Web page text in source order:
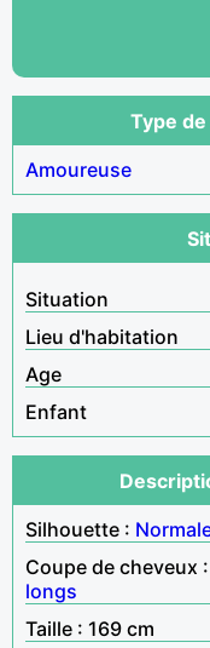
Type
Amoureuse
Situation
Lieu d'habitation
Age
Enfant
Silhouette :
Coupe de cheveux :
longs
Taille : 169 cm